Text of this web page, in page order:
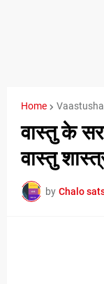
Home
वास्तु के
वास्तु
by Chalo